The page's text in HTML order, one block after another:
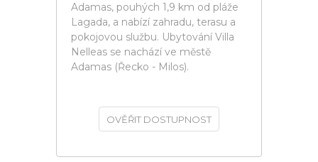
Adamas, pouhých 1,9 km od pláže
Lagada, a nabízí zahradu, terasu a
pokojovou službu. Ubytování Villa
Nelleas se nachází ve městě
Adamas (Řecko - Milos).
OVĚŘIT DOSTUPNOST